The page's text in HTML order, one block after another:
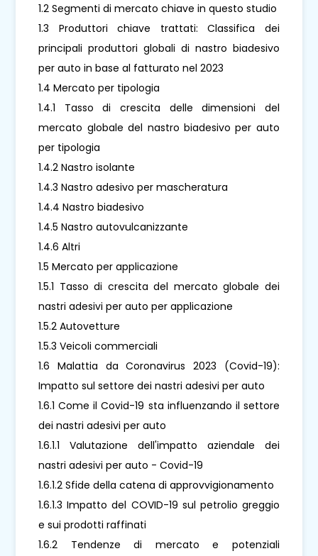
1.2 Segmenti di mercato chiave in questo studio
1.3 Produttori chiave trattati: Classifica dei
principali produttori globali di nastro biadesivo
per auto in base al fatturato nel 2023
1.4 Mercato per tipologia
1.4.1 Tasso di crescita delle dimensioni del
mercato globale del nastro biadesivo per auto
per tipologia
1.4.2 Nastro isolante
1.4.3 Nastro adesivo per mascheratura
1.4.4 Nastro biadesivo
1.4.5 Nastro autovulcanizzante
1.4.6 Altri
1.5 Mercato per applicazione
1.5.1 Tasso di crescita del mercato globale dei
nastri adesivi per auto per applicazione
1.5.2 Autovetture
1.5.3 Veicoli commerciali
1.6 Malattia da Coronavirus 2023 (Covid-19):
Impatto sul settore dei nastri adesivi per auto
1.6.1 Come il Covid-19 sta influenzando il settore
dei nastri adesivi per auto
1.6.1.1 Valutazione dell'impatto aziendale dei
nastri adesivi per auto - Covid-19
1.6.1.2 Sfide della catena di approvvigionamento
1.6.1.3 Impatto del COVID-19 sul petrolio greggio
e sui prodotti raffinati
1.6.2 Tendenze di mercato e potenziali